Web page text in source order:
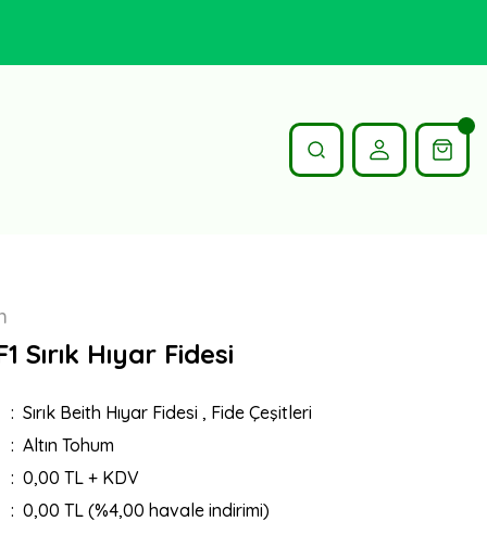
Sırık Hıyar Fidesi
Sırık Beith Hıyar Fidesi , Fide Çeşitleri
Altın Tohum
0,00 TL + KDV
0,00 TL (%4,00 havale indirimi)